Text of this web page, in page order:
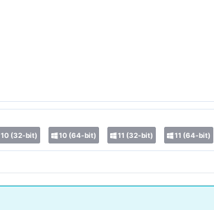
10 (32-bit) 10 (64-bit) 11 (32-bit) 11 (64-bit)